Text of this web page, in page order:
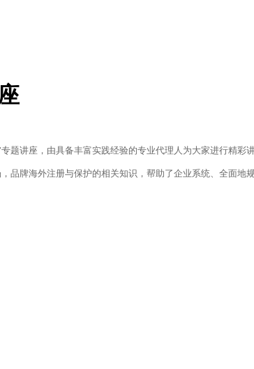
题讲座，由具备丰富实践经验的专业代理人为大家进行精彩讲
牌海外注册与保护的相关知识，帮助了企业系统、全面地